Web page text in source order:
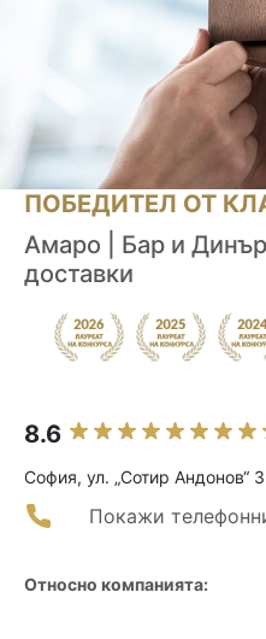
ПОБЕДИТЕЛ ОТ
Амаро | Бар и Динър
доставки
8.6
София, ул. „Сотир Андонов“
Покажи
Относно компанията: